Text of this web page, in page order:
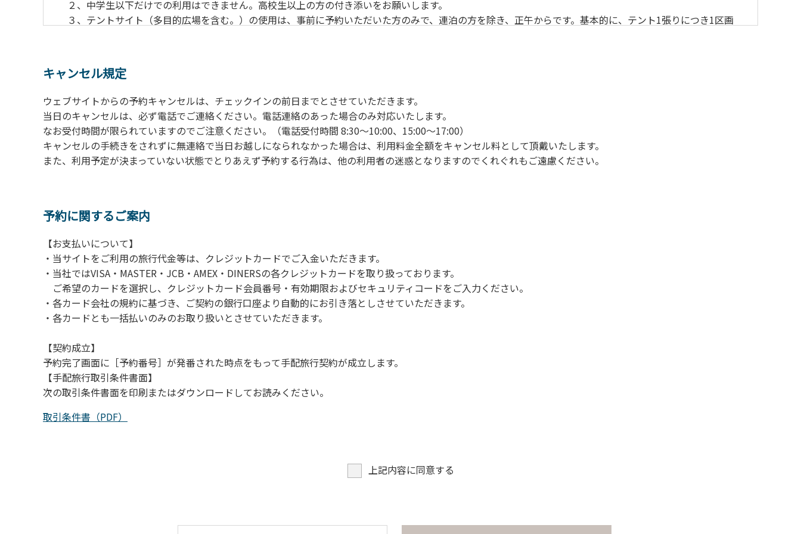
２、中学生以下だけでの利用はできません。高校生以上の方の付き添いをお願いします。
３、テントサイト（多目的広場を含む。）の使用は、事前に予約いただいた方のみで、連泊の方を除き、正午からです。基本的に、テント1張りにつき1区画
４、車両は、荷物の積み下ろし時以外は、駐車場にとめてください。
５、チェックアウトは、午前10時まで（日帰り使用の場合は午後5時まで）です。チェックインの手続きを行っていない方や使用人数が増えた場合は、必ず
手続きを行ってください。
６、ゴミは分別されたもののみ回収します。午前8時30分から午前10時までの間にゴミステーションに出してください。日帰り使用の方及び午前７時30分前
にチェックアウトする方は、お持ち帰りをお願いします。
【禁止事項】
カラオケ、発電機、地面での直火による焚き火、キャンプファイヤー、打ち上げ式花火、テントサウナの設置
当キャンプ場のそばを流れる歴舟川は、上流で雨が降ると短時間で増水し、川原で遊んでいると大変危険な状態になりやすく、過去にも増水により人が流
（１）川原にテントやタープを張らない。
（２）雨が降ったときは川原で遊ばない。
（３）カムイコタン公園キャンプ場で雨が降らなくても、上流で雨が降り急に増水することがあるので、水の濁りに注意し、濁り始めたときには直ちに川原
での遊びを中止する。
（４）キャンプ場の管理者や地元住民から川についての注意や警告があった場合は素直に耳を傾け、指示に従う。
キャンセル規定
ウェブサイトからの予約キャンセルは、チェックインの前日までとさせていただきます。
当日のキャンセルは、必ず電話でご連絡ください。電話連絡のあった場合のみ対応いたします。
なお受付時間が限られていますのでご注意ください。（電話受付時間 8:30～10:00、15:00～17:00）
キャンセルの手続きをされずに無連絡で当日お越しになられなかった場合は、利用料金全額をキャンセル料として頂戴いたします。
また、利用予定が決まっていない状態でとりあえず予約する行為は、他の利用者の迷惑となりますのでくれぐれもご遠慮ください。
予約に関するご案内
【お支払いについて】
・当サイトをご利用の旅行代金等は、クレジットカードでご入金いただきます。
・当社ではVISA・MASTER・JCB・AMEX・DINERSの各クレジットカードを取り扱っております。
ご希望のカードを選択し、クレジットカード会員番号・有効期限およびセキュリティコードをご入力ください。
・各カード会社の規約に基づき、ご契約の銀行口座より自動的にお引き落としさせていただきます。
・各カードとも一括払いのみのお取り扱いとさせていただきます。
【契約成立】
予約完了画面に［予約番号］が発番された時点をもって手配旅行契約が成立します。
【手配旅行取引条件書面】
次の取引条件書面を印刷またはダウンロードしてお読みください。
取引条件書（PDF）
上記内容に同意する